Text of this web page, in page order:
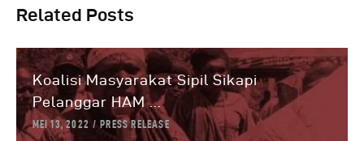
Related Posts
Koalisi Masyarakat Sipil Sikapi
Pelanggar HAM ...
MEI 13, 2022 PRESS RELEASE